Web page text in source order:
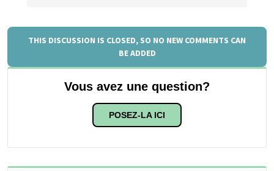
THIS DISCUSSION IS CLOSED, SO NO NEW COMMENTS CAN
BE ADDED
Vous avez une question?
POSEZ-LA ICI